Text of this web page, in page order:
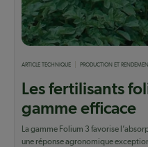
ARTICLE TECHNIQUE PRODUCTION ET
Les fertilisants
gamme efficace
La gamme Folium 3 favorise
une réponse agronomique